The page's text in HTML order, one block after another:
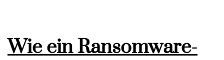
Wie ein Ransomware-